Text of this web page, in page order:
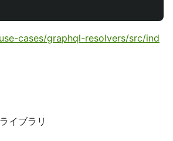
cases/graphql-resolvers/src/ind
イブラリ